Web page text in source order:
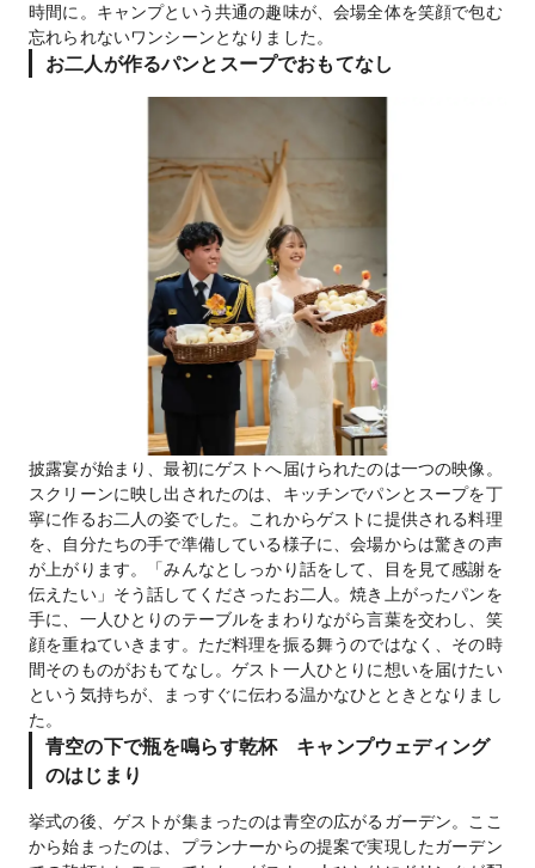
時間に。キャンプという共通の趣味が、会場全体を笑顔で包む
忘れられないワンシーンとなりました。
お二人が作るパンとスープでおもてなし
披露宴が始まり、最初にゲストへ届けられたのは一つの映像。
スクリーンに映し出されたのは、キッチンでパンとスープを丁
寧に作るお二人の姿でした。これからゲストに提供される料理
を、自分たちの手で準備している様子に、会場からは驚きの声
が上がります。「みんなとしっかり話をして、目を見て感謝を
伝えたい」そう話してくださったお二人。焼き上がったパンを
手に、一人ひとりのテーブルをまわりながら言葉を交わし、笑
顔を重ねていきます。ただ料理を振る舞うのではなく、その時
間そのものがおもてなし。ゲスト一人ひとりに想いを届けたい
という気持ちが、まっすぐに伝わる温かなひとときとなりまし
た。
青空の下で瓶を鳴らす乾杯 キャンプウェディング
のはじまり
挙式の後、ゲストが集まったのは青空の広がるガーデン。ここ
から始まったのは、プランナーからの提案で実現したガーデン